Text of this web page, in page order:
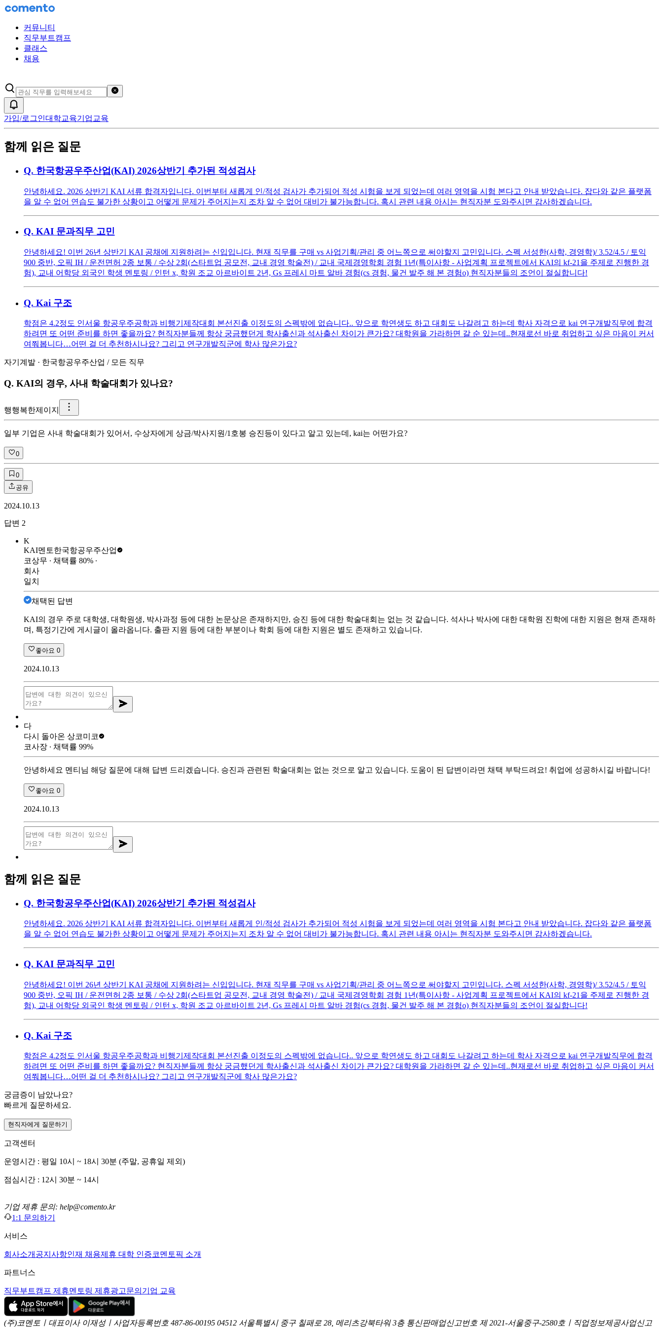
커뮤니티
직무부트캠프
클래스
채용
가입/로그인대학교육기업교육
함께 읽은 질문
Q. 한국항공우주산업(KAI) 2026상반기 추가된 적성검사
안녕하세요. 2026 상반기 KAI 서류 합격자입니다. 이번부터 새롭게 인/적성 검사가 추가되어 적성 시험을 보게 되었는데 여러 영역을 시험 본다고 안내 받았습니다. 잡다와 같은 플랫폼
을 알 수 없어 연습도 불가한 상황이고 어떻게 문제가 주어지는지 조차 알 수 없어 대비가 불가능합니다. 혹시 관련 내용 아시는 현직자분 도와주시면 감사하겠습니다.
Q. KAI 문과직무 고민
안녕하세요! 이번 26년 상반기 KAI 공채에 지원하려는 신입입니다. 현재 직무를 구매 vs 사업기획/관리 중 어느쪽으로 써야할지 고민입니다. 스펙 서성한(사학, 경영학)/ 3.52/4.5 / 토익
900 중반, 오픽 IH / 운전면허 2종 보통 / 수상 2회(스타트업 공모전, 교내 경영 학술전) / 교내 국제경영학회 경험 1년(특이사항 - 사업계획 프로젝트에서 KAI의 kf-21을 주제로 진행한 경
험), 교내 어학당 외국인 학생 멘토링 / 인턴 x, 학원 조교 아르바이트 2년, Gs 프레시 마트 알바 경험(cs 경험, 물건 발주 해 본 경험o) 현직자분들의 조언이 절실합니다!
Q. Kai 구조
학점은 4.2정도 인서울 항공우주공학과 비행기제작대회 본선진출 이정도의 스펙밖에 없습니다.. 앞으로 학연생도 하고 대회도 나갈려고 하는데 학사 자격으로 kai 연구개발직무에 합격
하려면 또 어떤 준비를 하면 좋을까요? 현직자분들께 항상 궁금했던게 학사출신과 석사출신 차이가 큰가요? 대학원을 가라하면 갈 순 있는데..현재로선 바로 취업하고 싶은 마음이 커서
여쭤봅니다…어떤 걸 더 추천하시나요? 그리고 연구개발직군에 학사 많은가요?
자기계발 · 한국항공우주산업 / 모든 직무
Q. KAI의 경우, 사내 학술대회가 있나요?
행행복한제이지
일부 기업은 사내 학술대회가 있어서, 수상자에게 상금/박사지원/1호봉 승진등이 있다고 알고 있는데, kai는 어떤가요?
0
0
공유
2024.10.13
답변 2
K
KAI멘토한국항공우주산업
코상무 ∙ 채택률 80% ∙
회사
일치
채택된 답변
KAI의 경우 주로 대학생, 대학원생, 박사과정 등에 대한 논문상은 존재하지만, 승진 등에 대한 학술대회는 없는 것 같습니다. 석사나 박사에 대한 대학원 진학에 대한 지원은 현재 존재하
며, 특정기간에 게시글이 올라옵니다. 출판 지원 등에 대한 부분이나 학회 등에 대한 지원은 별도 존재하고 있습니다.
좋아요 0
2024.10.13
다
다시 돌아온 상코미코
코사장 ∙ 채택률 99%
안녕하세요 멘티님 해당 질문에 대해 답변 드리겠습니다. 승진과 관련된 학술대회는 없는 것으로 알고 있습니다. 도움이 된 답변이라면 채택 부탁드려요! 취업에 성공하시길 바랍니다!
좋아요 0
2024.10.13
함께 읽은 질문
Q. 한국항공우주산업(KAI) 2026상반기 추가된 적성검사
안녕하세요. 2026 상반기 KAI 서류 합격자입니다. 이번부터 새롭게 인/적성 검사가 추가되어 적성 시험을 보게 되었는데 여러 영역을 시험 본다고 안내 받았습니다. 잡다와 같은 플랫폼
을 알 수 없어 연습도 불가한 상황이고 어떻게 문제가 주어지는지 조차 알 수 없어 대비가 불가능합니다. 혹시 관련 내용 아시는 현직자분 도와주시면 감사하겠습니다.
Q. KAI 문과직무 고민
안녕하세요! 이번 26년 상반기 KAI 공채에 지원하려는 신입입니다. 현재 직무를 구매 vs 사업기획/관리 중 어느쪽으로 써야할지 고민입니다. 스펙 서성한(사학, 경영학)/ 3.52/4.5 / 토익
900 중반, 오픽 IH / 운전면허 2종 보통 / 수상 2회(스타트업 공모전, 교내 경영 학술전) / 교내 국제경영학회 경험 1년(특이사항 - 사업계획 프로젝트에서 KAI의 kf-21을 주제로 진행한 경
험), 교내 어학당 외국인 학생 멘토링 / 인턴 x, 학원 조교 아르바이트 2년, Gs 프레시 마트 알바 경험(cs 경험, 물건 발주 해 본 경험o) 현직자분들의 조언이 절실합니다!
Q. Kai 구조
학점은 4.2정도 인서울 항공우주공학과 비행기제작대회 본선진출 이정도의 스펙밖에 없습니다.. 앞으로 학연생도 하고 대회도 나갈려고 하는데 학사 자격으로 kai 연구개발직무에 합격
하려면 또 어떤 준비를 하면 좋을까요? 현직자분들께 항상 궁금했던게 학사출신과 석사출신 차이가 큰가요? 대학원을 가라하면 갈 순 있는데..현재로선 바로 취업하고 싶은 마음이 커서
여쭤봅니다…어떤 걸 더 추천하시나요? 그리고 연구개발직군에 학사 많은가요?
궁금증이 남았나요?
빠르게 질문하세요.
현직자에게 질문하기
고객센터
운영시간 : 평일 10시 ~ 18시 30분 (주말, 공휴일 제외)
점심시간 : 12시 30분 ~ 14시
기업 제휴 문의: help@comento.kr
1:1 문의하기
서비스
회사소개 공지사항인재 채용제휴 대학 인증코멘토픽 소개
파트너스
직무부트캠프 제휴멘토링 제휴광고문의 기업 교육
(주)코멘토ㅣ대표이사 이재성ㅣ사업자등록번호 487-86-00195 04512 서울특별시 중구 칠패로 28, 메리츠강북타워 3층 통신판매업신고번호 제 2021-서울중구-2580호ㅣ직업정보제공사업신고